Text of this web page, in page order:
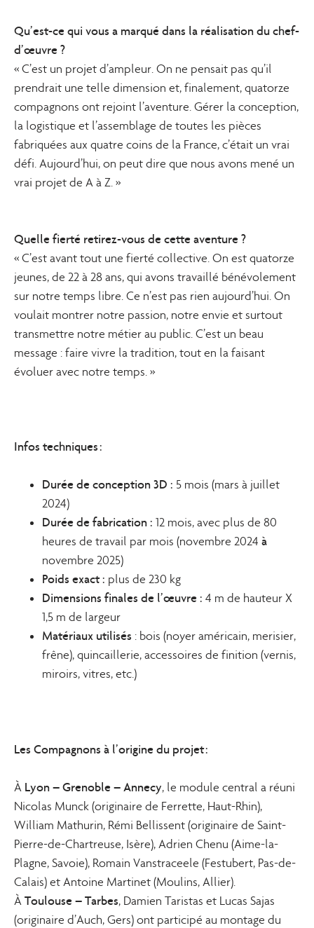
Qu’est-ce qui vous a marqué dans la réalisation du chef-
d’œuvre ?
« C’est un projet d’ampleur. On ne pensait pas qu’il
prendrait une telle dimension et, finalement, quatorze
compagnons ont rejoint l’aventure. Gérer la conception,
la logistique et l’assemblage de toutes les pièces
fabriquées aux quatre coins de la France, c’était un vrai
défi. Aujourd’hui, on peut dire que nous avons mené un
vrai projet de A à Z. »
Quelle fierté retirez-vous de cette aventure ?
« C’est avant tout une fierté collective. On est quatorze
jeunes, de 22 à 28 ans, qui avons travaillé bénévolement
sur notre temps libre. Ce n’est pas rien aujourd’hui. On
voulait montrer notre passion, notre envie et surtout
transmettre notre métier au public. C’est un beau
message : faire vivre la tradition, tout en la faisant
évoluer avec notre temps. »
Infos techniques :
Durée de conception 3D : 5 mois (mars à juillet
2024)
Durée de fabrication : 12 mois, avec plus de 80
heures de travail par mois (novembre 2024 à
novembre 2025)
Poids exact : plus de 230 kg
Dimensions finales de l’œuvre : 4 m de hauteur X
1,5 m de largeur
Matériaux utilisés : bois (noyer américain, merisier,
frêne), quincaillerie, accessoires de finition (vernis,
miroirs, vitres, etc.)
Les Compagnons à l’origine du projet :
À Lyon – Grenoble – Annecy, le module central a réuni
Nicolas Munck (originaire de Ferrette, Haut-Rhin),
William Mathurin, Rémi Bellissent (originaire de Saint-
Pierre-de-Chartreuse, Isère), Adrien Chenu (Aime-la-
Plagne, Savoie), Romain Vanstraceele (Festubert, Pas-de-
Calais) et Antoine Martinet (Moulins, Allier).
ÀToulouse – Tarbes, Damien Taristas et Lucas Sajas
(originaire d’Auch, Gers) ont participé au montage du